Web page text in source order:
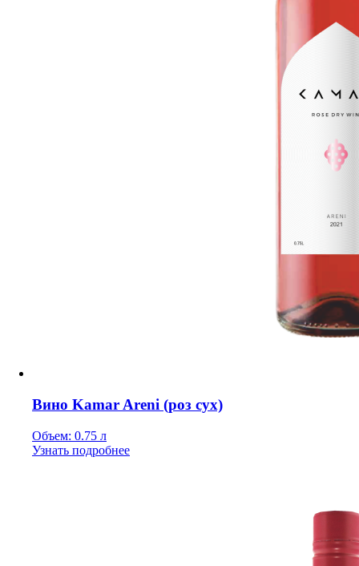
Вино Kamar Areni (роз сух)
Объем: 0.75 л
Узнать подробнее